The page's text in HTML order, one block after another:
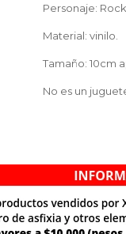
Personaje:
Material: vinilo.
Tamaño: 10cm
No es un